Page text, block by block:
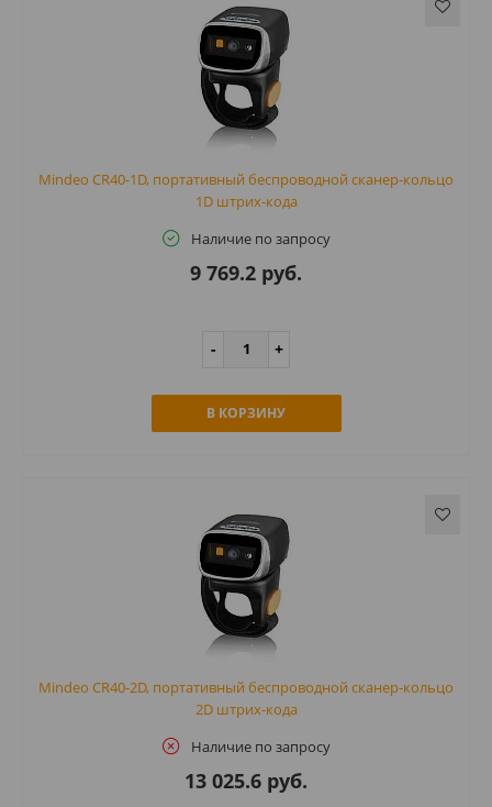
Mindeo CR40-1D, портативный беспроводной сканер-кольцо
1D штрих-кода
Наличие по запросу
9 769.2 руб.
В КОРЗИНУ
Mindeo CR40-2D, портативный беспроводной сканер-кольцо
2D штрих-кода
Наличие по запросу
13 025.6 руб.